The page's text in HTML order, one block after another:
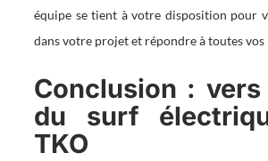
équipe se tient à votre disposition pour
dans votre projet et répondre à toutes
Conclusion :
du surf
TKO